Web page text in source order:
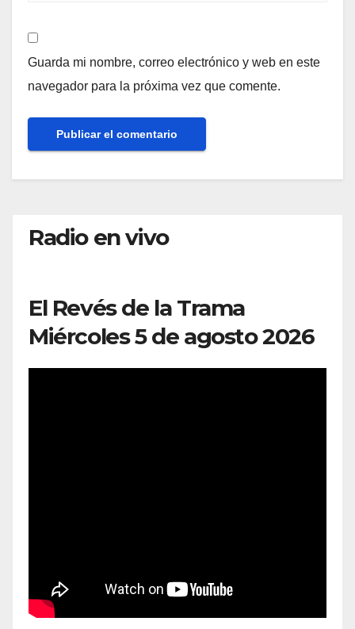
Guarda mi nombre, correo electrónico y web en este
navegador para la próxima vez que comente.
Radio en vivo
El Revés de la Trama
Miércoles 5 de agosto 2026